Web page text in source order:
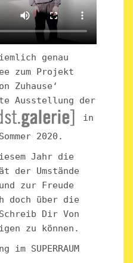
genau
zum Projekt
Zuhause‘
Ausstellung der
in
2020.
Jahr die
der Umstände
zur Freude
über die
Dir Von
zu können.
SUPERRAUM